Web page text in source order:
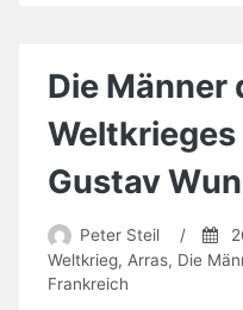
Die Männer
Weltkrieges
Gustav
Peter Steil /
Weltkrieg, Arras, Die
Frankreich